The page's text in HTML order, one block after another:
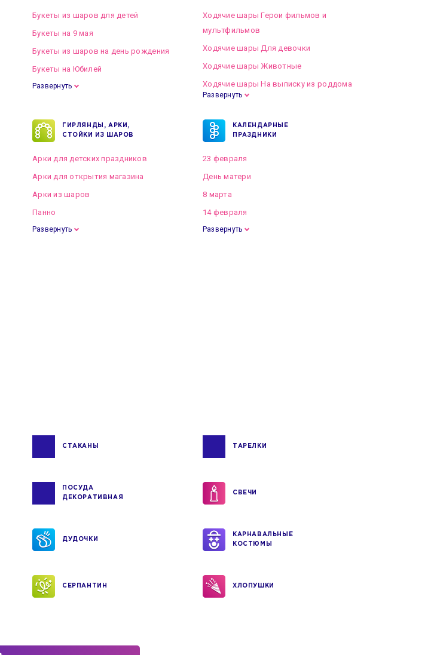
Букеты из шаров для детей
Букеты на 9 мая
Букеты из шаров на день рождения
Букеты на Юбилей
Развернуть
Ходячие шары Герои фильмов и
мультфильмов
Ходячие шары Для девочки
Ходячие шары Животные
Ходячие шары На выписку из роддома
Развернуть
ГИРЛЯНДЫ, АРКИ,
СТОЙКИ ИЗ ШАРОВ
Арки для детских праздников
Арки для открытия магазина
Арки из шаров
Панно
Развернуть
КАЛЕНДАРНЫЕ
ПРАЗДНИКИ
23 февраля
День матери
8 марта
14 февраля
Развернуть
СТАКАНЫ ТАРЕЛКИ
ПОСУДА
ДЕКОРАТИВНАЯ
СВЕЧИ
ДУДОЧКИ
КАРНАВАЛЬНЫЕ
КОСТЮМЫ
СЕРПАНТИН ХЛОПУШКИ